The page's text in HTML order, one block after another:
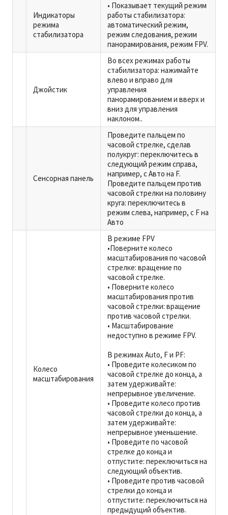
Индикаторы
режима
стабилизатора
• Показывает текущий режим
работы стабилизатора:
автоматический режим,
режим следования, режим
панорамирования, режим FPV.
Джойстик
Во всех режимах работы
стабилизатора: нажимайте
влево и вправо для
управления
панорамированием и вверх и
вниз для управления
наклоном..
Сенсорная панель
Проведите пальцем по
часовой стрелке, сделав
полукруг: переключитесь в
следующий режим справа,
например, с Авто на F.
Проведите пальцем против
часовой стрелки на половину
круга: переключитесь в
режим слева, например, с F на
Авто
Колесо
масштабирования
В режиме FPV
•Поверните колесо
масштабирования по часовой
стрелке: вращение по
часовой стрелке.
• Поверните колесо
масштабирования против
часовой стрелки: вращение
против часовой стрелки.
• Масштабирование
недоступно в режиме FPV.
В режимах Auto, F и PF:
• Проведите колесиком по
часовой стрелке до конца, а
затем удерживайте:
непрерывное увеличение.
• Проведите колесо против
часовой стрелки до конца, а
затем удерживайте:
непрерывное уменьшение.
• Проведите по часовой
стрелке до конца и
отпустите: переключиться на
следующий объектив.
• Проведите против часовой
стрелки до конца и
отпустите: переключиться на
предыдущий объектив.